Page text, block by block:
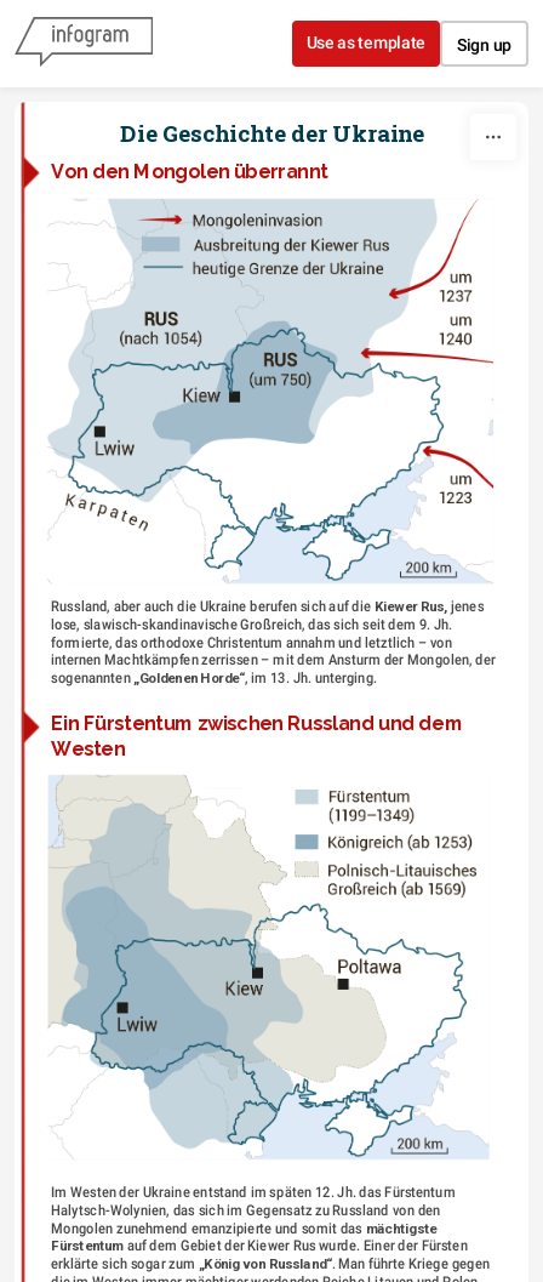
Skip to content
Use as template Sign up
Die Geschichte der Ukraine
Von den Mongolen überrannt
Russland, aber auch die Ukraine berufen sich auf die Kiewer Rus, jenes
lose, slawisch-skandinavische Großreich, das sich seit dem 9. Jh.
formierte, das orthodoxe Christentum annahm und letztlich – von
internen Machtkämpfen zerrissen – mit dem Ansturm der Mongolen, der
sogenannten „Goldenen Horde“, im 13. Jh. unterging.
Ein Fürstentum zwischen Russland und dem
Westen
Im Westen der Ukraine entstand im späten 12. Jh. das Fürstentum
Halytsch-Wolynien, das sich im Gegensatz zu Russland von den
Mongolen zunehmend emanzipierte und somit das mächtigste
Fürstentum auf dem Gebiet der Kiewer Rus wurde. Einer der Fürsten
erklärte sich sogar zum „König von Russland“. Man führte Kriege gegen